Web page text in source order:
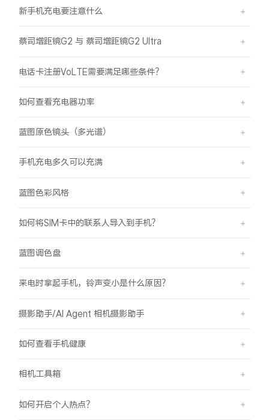
新手机充电要注意什么
蔡司增距镜G2 与 蔡司增距镜G2 Ultra
电话卡注册VoLTE需要满足哪些条件？
如何查看充电器功率
蓝图原色镜头（多光谱）
手机充电多久可以充满
蓝图色彩风格
如何将SIM卡中的联系人导入到手机？
蓝图调色盘
来电时拿起手机，铃声变小是什么原因？
摄影助手/AI Agent 相机摄影助手
如何查看手机健康
相机工具箱
如何开启个人热点？